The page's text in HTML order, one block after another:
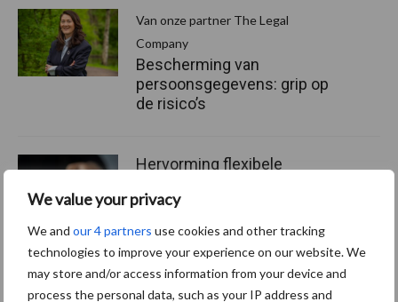
We value your privacy
We and our 4 partners use cookies and other tracking
technologies to improve your experience on our website. We
may store and/or access information from your device and
process the personal data, such as your IP address and
Van onze partner The Legal
Company
Bescherming van
persoonsgegevens: grip op
de risico’s
Hervorming flexibele
mitsen en maren